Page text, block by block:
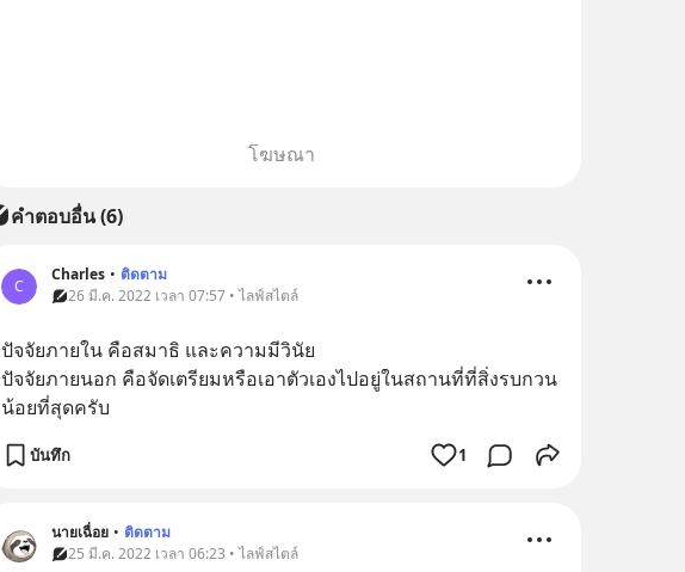
โฆษณา
คำตอบอื่น(6)
C
Charles • ติดตาม
26 มี.ค. 2022 เวลา 07:57 • ไลฟ์สไตล์
ปัจจัยภายใน คือสมาธิ และความมีวินัย
ปัจจัยภายนอก คือจัดเตรียมหรือเอาตัวเองไปอยู่ในสถานที่ที่สิ่งรบกวน
น้อยที่สุดครับ
บันทึก 1
นายเฉื่อย • ติดตาม
25 มี.ค. 2022 เวลา 06:23 • ไลฟ์สไตล์